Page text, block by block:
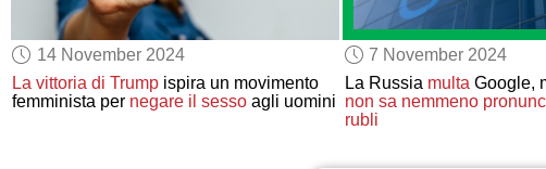
14 November 2024
La vittoria di Trump ispira un movimento
femminista per negare il sesso agli uomini
7 November 2024
La Russia multaGoogle,
non sa nemmeno
rubli